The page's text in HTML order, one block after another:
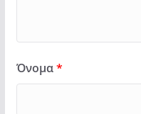
Όνομα*